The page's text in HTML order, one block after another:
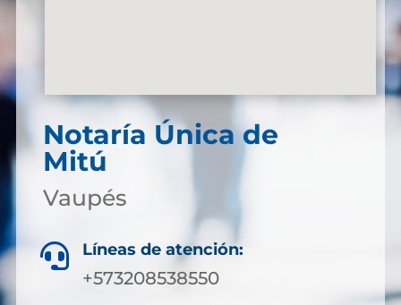
Notaría Única de
Mitú
Vaupés
 Líneas de atención:
+573208538550